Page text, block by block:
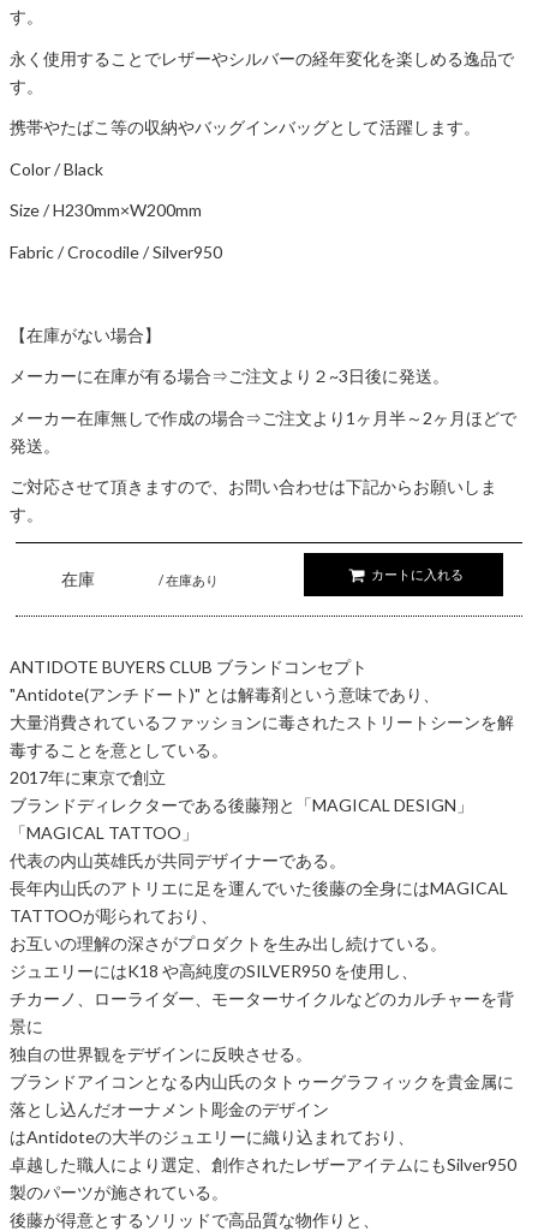
す。
永く使用することでレザーやシルバーの経年変化を楽しめる逸品で
す。
携帯やたばこ等の収納やバッグインバッグとして活躍します。
Color / Black
Size / H230mm×W200mm
Fabric / Crocodile / Silver950
【在庫がない場合】
メーカーに在庫が有る場合⇒ご注文より２~3日後に発送。
メーカー在庫無しで作成の場合⇒ご注文より1ヶ月半～2ヶ月ほどで
発送。
ご対応させて頂きますので、お問い合わせは下記からお願いしま
す。
在庫 / 在庫あり カートに入れる
ANTIDOTE BUYERS CLUB ブランドコンセプト
"Antidote(アンチドート)" とは解毒剤という意味であり、
大量消費されているファッションに毒されたストリートシーンを解
毒することを意としている。
2017年に東京で創立
ブランドディレクターである後藤翔と「MAGICAL DESIGN」
「MAGICAL TATTOO」
代表の内山英雄氏が共同デザイナーである。
長年内山氏のアトリエに足を運んでいた後藤の全身にはMAGICAL
TATTOOが彫られており、
お互いの理解の深さがプロダクトを生み出し続けている。
ジュエリーにはK18 や高純度のSILVER950 を使用し、
チカーノ、ローライダー、モーターサイクルなどのカルチャーを背
景に
独自の世界観をデザインに反映させる。
ブランドアイコンとなる内山氏のタトゥーグラフィックを貴金属に
落とし込んだオーナメント彫金のデザイン
はAntidoteの大半のジュエリーに織り込まれており、
卓越した職人により選定、創作されたレザーアイテムにもSilver950
製のパーツが施されている。
後藤が得意とするソリッドで高品質な物作りと、